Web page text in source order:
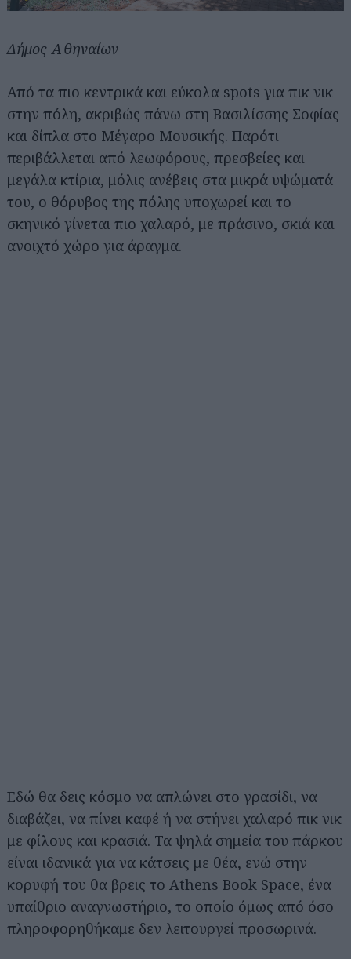
Δήμος Αθηναίων
Από τα πιο κεντρικά και εύκολα spots για πικ νικ
στην πόλη, ακριβώς πάνω στη Βασιλίσσης Σοφίας
και δίπλα στο Μέγαρο Μουσικής. Παρότι
περιβάλλεται από λεωφόρους, πρεσβείες και
μεγάλα κτίρια, μόλις ανέβεις στα μικρά υψώματά
του, ο θόρυβος της πόλης υποχωρεί και το
σκηνικό γίνεται πιο χαλαρό, με πράσινο, σκιά και
ανοιχτό χώρο για άραγμα.
Εδώ θα δεις κόσμο να απλώνει στο γρασίδι, να
διαβάζει, να πίνει καφέ ή να στήνει χαλαρό πικ νικ
με φίλους και κρασιά. Τα ψηλά σημεία του πάρκου
είναι ιδανικά για να κάτσεις με θέα, ενώ στην
κορυφή του θα βρεις το Athens Book Space, ένα
υπαίθριο αναγνωστήριο, το οποίο όμως από όσο
πληροφορηθήκαμε δεν λειτουργεί προσωρινά.